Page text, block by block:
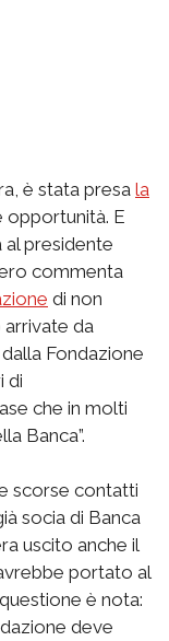
è stata presa la
E
presidente
commenta
di non
arrivate da
Fondazione
di
che in molti
Banca”.
scorse contatti
socia di Banca
uscito anche il
portato al
è nota:
deve